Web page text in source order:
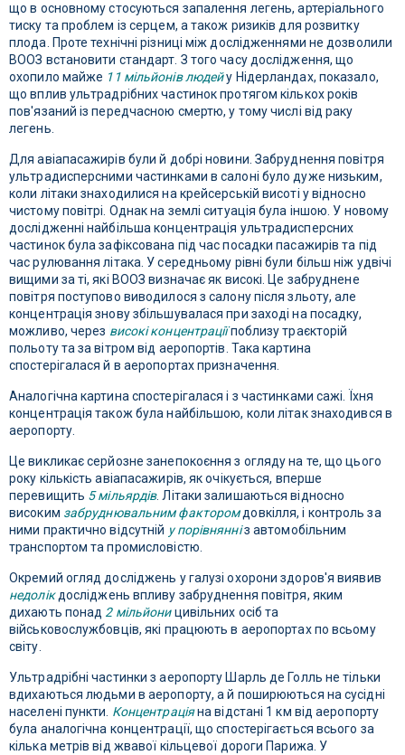
що в основному стосуються запалення легень, артеріального
тиску та проблем із серцем, а також ризиків для розвитку
плода. Проте технічні різниці між дослідженнями не дозволили
ВООЗ встановити стандарт. З того часу дослідження, що
охопило майже 11 мільйонів людейу ​​Нідерландах, показало,
що вплив ультрадрібних частинок протягом кількох років
пов'язаний із передчасною смертю, у тому числі від раку
легень.
Для авіапасажирів були й добрі новини. Забруднення повітря
ультрадисперсними частинками в салоні було дуже низьким,
коли літаки знаходилися на крейсерській висоті у відносно
чистому повітрі. Однак на землі ситуація була іншою. У новому
дослідженні найбільша концентрація ультрадисперсних
частинок була зафіксована під час посадки пасажирів та під
час рулювання літака. У середньому рівні були більш ніж удвічі
вищими за ті, які ВООЗ визначає як високі. Це забруднене
повітря поступово виводилося з салону після зльоту, але
концентрація знову збільшувалася при заході на посадку,
можливо, через високі концентраціїпоблизу траєкторій
польоту та за вітром від аеропортів. Така картина
спостерігалася й в аеропортах призначення.
Аналогічна картина спостерігалася і з частинками сажі. Їхня
концентрація також була найбільшою, коли літак знаходився в
аеропорту.
Це викликає серйозне занепокоєння з огляду на те, що цього
року кількість авіапасажирів, як очікується, вперше
перевищить 5 мільярдів. Літаки залишаються відносно
високим забруднювальним факторомдовкілля, і контроль за
ними практично відсутній у порівнянніз автомобільним
транспортом та промисловістю.
Окремий огляд досліджень у галузі охорони здоров'я виявив
недолікдосліджень впливу забруднення повітря, яким
дихають понад 2 мільйоницивільних осіб та
військовослужбовців, які працюють в аеропортах по всьому
світу.
Ультрадрібні частинки з аеропорту Шарль де Голль не тільки
вдихаються людьми в аеропорту, а й поширюються на сусідні
населені пункти. Концентраціяна відстані 1 км від аеропорту
була аналогічна концентрації, що спостерігається всього за
кілька метрів від жвавої кільцевої дороги Парижа. У